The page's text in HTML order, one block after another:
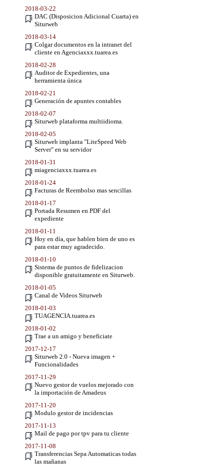
2018-03-22
DAC (Disposicion Adicional Cuarta) en
Siturweb
2018-03-14
Colgar documentos en la intranet del
cliente en Agenciaxxx.tuarea.es
2018-02-28
Auditor de Expedientes, una
herramienta única
2018-02-21
Generación de apuntes contables
2018-02-07
Siturweb plataforma multiidioma.
2018-02-05
Siturweb implanta "LiteSpeed Web
Server" en su servidor
2018-01-31
miagenciaxxx.tuarea.es
2018-01-24
Facturas de Reembolso mas sencillas
2018-01-17
Portada Resumen en PDF del
expediente
2018-01-11
Hoy en día, que hablen bien de uno es
para estar muy agradecido.
2018-01-10
Sistema de puntos de fidelizacion
disponible gratuitamente en Siturweb.
2018-01-05
Canal de Videos Siturweb
2018-01-03
TUAGENCIA.tuarea.es
2018-01-02
Trae a un amigo y beneficiate
2017-12-17
Siturweb 2.0 - Nueva imagen +
Funcionalidades
2017-11-29
Nuevo gestor de vuelos mejorado con
la importación de Amadeus
2017-11-20
Modulo gestor de incidencias
2017-11-13
Mail de pago por tpv para tu cliente
2017-11-08
Transferencias Sepa Automaticas todas
las mañanas